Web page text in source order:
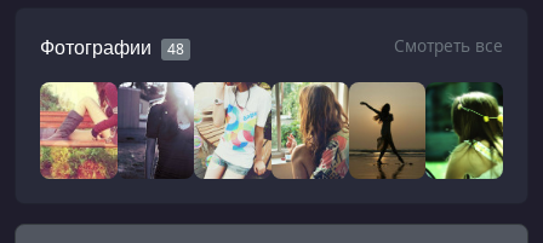
Фотографии 48 Смотреть все